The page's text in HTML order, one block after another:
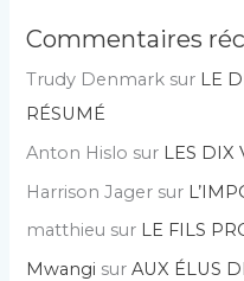
Commentaires
Trudy Denmark sur LE
RÉSUMÉ
Anton Hislo sur LES DIX
Harrison Jager sur
matthieu sur LE FILS
Mwangi surAUX ÉLUS